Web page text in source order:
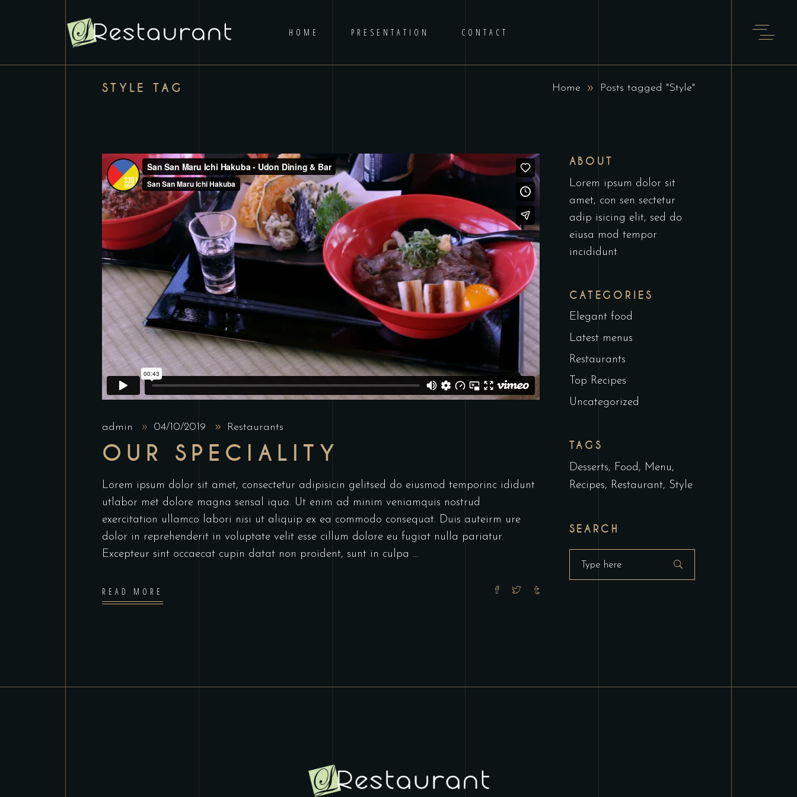
HOME PRESENTATION CONTACT
STYLE TAG Home Posts tagged "Style"
admin 04/10/2019 Restaurants
OUR SPECIALITY
Lorem ipsum dolor sit amet, consectetur adipisicin gelitsed do eiusmod temporinc ididunt
utlabor met dolore magna sensal iqua. Ut enim ad minim veniamquis nostrud
exercitation ullamco labori nisi ut aliquip ex ea commodo consequat. Duis auteirm ure
dolor in reprehenderit in voluptate velit esse cillum dolore eu fugiat nulla pariatur.
Excepteur sint occaecat cupin datat non proident, sunt in culpa
READ MORE
ABOUT
Lorem ipsum dolor sit
amet, con sen sectetur
adip isicing elit, sed do
eiusa mod tempor
incididunt
CATEGORIES
Elegant food
Latest menus
Restaurants
Top Recipes
Uncategorized
TAGS
Desserts Food
Menu
Recipes
Restaurant Style
SEARCH